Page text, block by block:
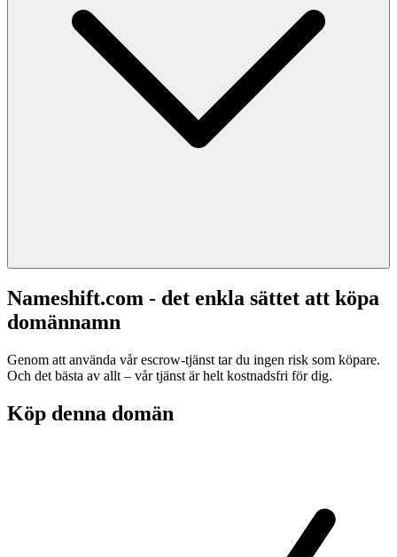
Nameshift.com - det enkla sättet att köpa
domännamn
Genom att använda vår escrow-tjänst tar du ingen risk som köpare.
Och det bästa av allt – vår tjänst är helt kostnadsfri för dig.
Köp denna domän